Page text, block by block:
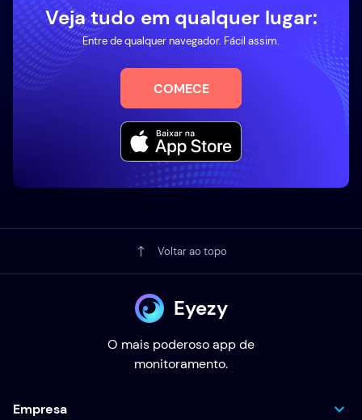
Veja tudo em qualquer lugar:
Entre de qualquer navegador. Fácil assim.
COMECE
Voltar ao topo
Eyezy
O mais poderoso app de
monitoramento.
Empresa